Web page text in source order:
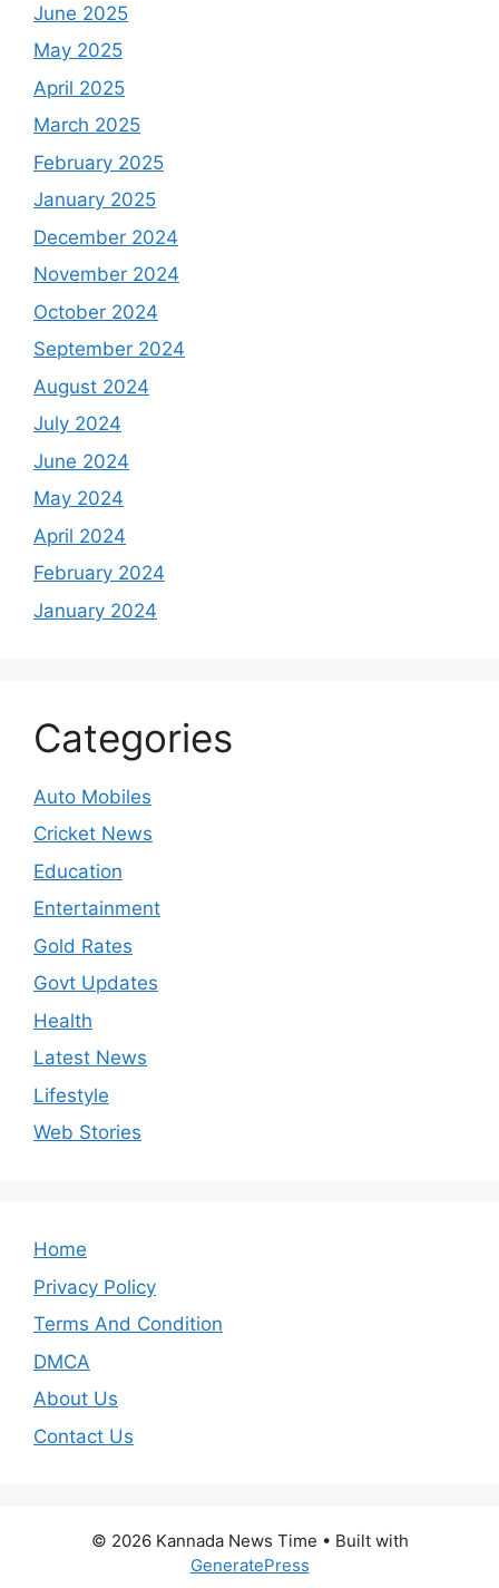
June 2025
May 2025
April 2025
March 2025
February 2025
January 2025
December 2024
November 2024
October 2024
September 2024
August 2024
July 2024
June 2024
May 2024
April 2024
February 2024
January 2024
Categories
Auto Mobiles
Cricket News
Education
Entertainment
Gold Rates
Govt Updates
Health
Latest News
Lifestyle
Web Stories
Home
Privacy Policy
Terms And Condition
DMCA
About Us
Contact Us
© 2026 Kannada News Time • Built with
GeneratePress